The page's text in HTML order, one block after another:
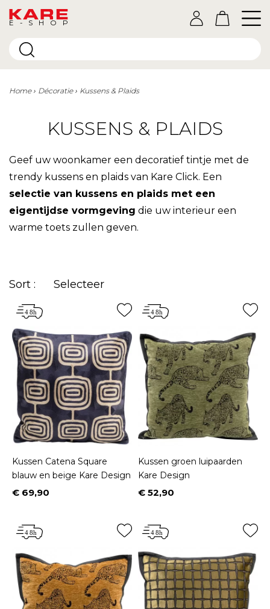
E-SHOP
Home Décoratie Kussens & Plaids
KUSSENS & PLAIDS
Geef uw woonkamer een decoratief tintje met de
trendy kussens en plaids van Kare Click. Een
selectie van kussens en plaids met een
eigentijdse vormgeving die uw interieur een
warme toets zullen geven.
Sort : Selecteer
Kussen Catena Square
blauw en beige Kare Design
Prijs
€ 69,90
Kussen groen luipaarden
Kare Design
Prijs
€ 52,90